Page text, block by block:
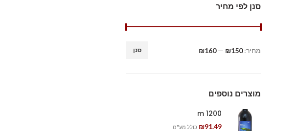
סנן לפי מחיר
סנן מחיר:₪150
—
₪160
מוצרים נוספים
1200 m
₪91.49 כולל מע"מ